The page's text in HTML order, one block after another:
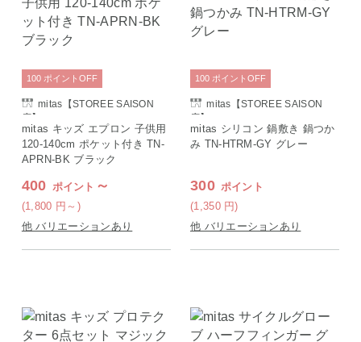
mitas【STOREE SAISON
店】
mitas キッズ エプロン 子供用
120-140cm ポケット付き TN-
APRN-BK ブラック
400 ポイント ～
(1,800 円 ～)
100 ポイント OFF
他 バリエーションあり
mitas【STOREE SAISON
店】
mitas シリコン 鍋敷き 鍋つか
み TN-HTRM-GY グレー
300 ポイント
(1,350 円)
100 ポイント OFF
他 バリエーションあり